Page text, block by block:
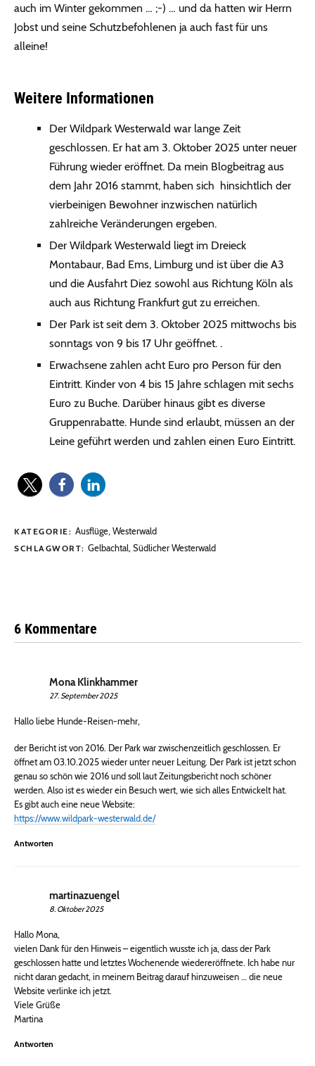
auch im Winter gekommen … ;-) … und da hatten wir Herrn
Jobst und seine Schutzbefohlenen ja auch fast für uns
alleine!
Weitere Informationen
Der Wildpark Westerwald war lange Zeit
geschlossen. Er hat am 3. Oktober 2025 unter neuer
Führung wieder eröffnet. Da mein Blogbeitrag aus
dem Jahr 2016 stammt, haben sich hinsichtlich der
vierbeinigen Bewohner inzwischen natürlich
zahlreiche Veränderungen ergeben.
Der Wildpark Westerwald liegt im Dreieck
Montabaur, Bad Ems, Limburg und ist über die A3
und die Ausfahrt Diez sowohl aus Richtung Köln als
auch aus Richtung Frankfurt gut zu erreichen.
Der Park ist seit dem 3. Oktober 2025 mittwochs bis
sonntags von 9 bis 17 Uhr geöffnet. .
Erwachsene zahlen acht Euro pro Person für den
Eintritt. Kinder von 4 bis 15 Jahre schlagen mit sechs
Euro zu Buche. Darüber hinaus gibt es diverse
Gruppenrabatte. Hunde sind erlaubt, müssen an der
Leine geführt werden und zahlen einen Euro Eintritt.
KATEGORIE: Ausflüge, Westerwald
SCHLAGWORT: Gelbachtal, Südlicher Westerwald
6 Kommentare
Mona Klinkhammer
27. September 2025
Hallo liebe Hunde-Reisen-mehr,
der Bericht ist von 2016. Der Park war zwischenzeitlich geschlossen. Er
öffnet am 03.10.2025 wieder unter neuer Leitung. Der Park ist jetzt schon
genau so schön wie 2016 und soll laut Zeitungsbericht noch schöner
werden. Also ist es wieder ein Besuch wert, wie sich alles Entwickelt hat.
Es gibt auch eine neue Website:
https://www.wildpark-westerwald.de/
Antworten
martinazuengel
8. Oktober 2025
Hallo Mona,
vielen Dank für den Hinweis – eigentlich wusste ich ja, dass der Park
geschlossen hatte und letztes Wochenende wiedereröffnete. Ich habe nur
nicht daran gedacht, in meinem Beitrag darauf hinzuweisen … die neue
Website verlinke ich jetzt.
Viele Grüße
Martina
Antworten